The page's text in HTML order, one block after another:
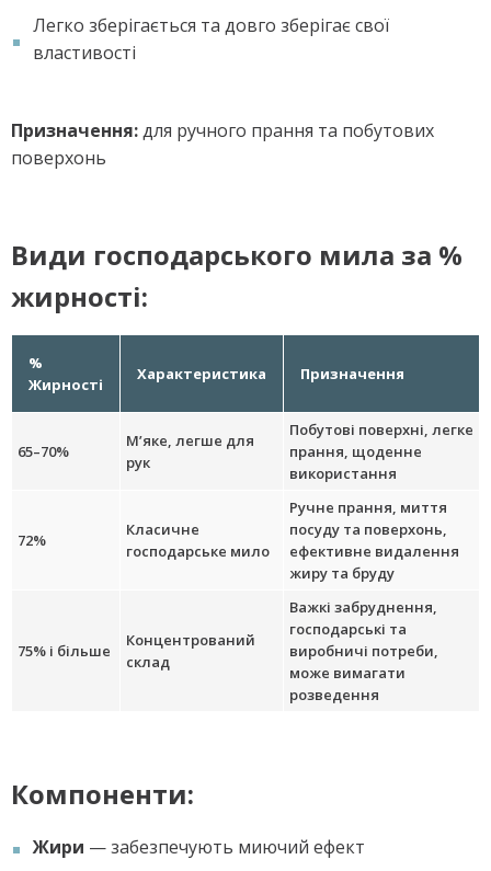
Легко зберігається та довго зберігає свої
властивості
Призначення:для ручного прання та побутових
поверхонь
Види господарського мила за %
жирності:
%
Жирності
Характеристика Призначення
65–70%
М’яке, легше для
рук
Побутові поверхні, легке
прання, щоденне
використання
72%
Класичне
господарське мило
Ручне прання, миття
посуду та поверхонь,
ефективне видалення
жиру та бруду
75% і більше
Концентрований
склад
Важкі забруднення,
господарські та
виробничі потреби,
може вимагати
розведення
Компоненти:
Жири — забезпечують миючий ефект